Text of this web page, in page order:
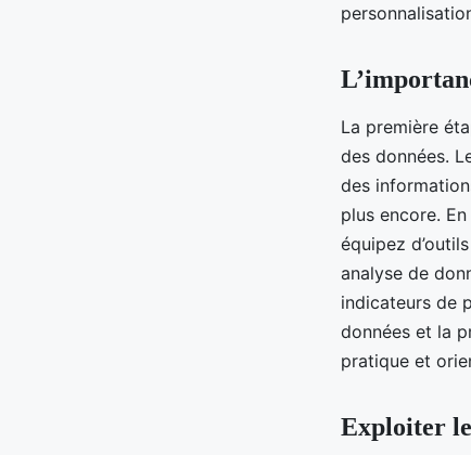
La première
des données.
des
plus encore.
équipez
analyse de
indicateurs de
données et la
pratique et
Exploiter